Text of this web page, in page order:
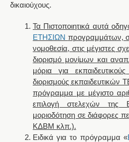
δικαιούχους.
Τα Πιστοποιητικά αυτά
ΕΤΗΣΙΩΝ προγραμμάτων,
νομοθεσία, στις μέγιστες
διορισμό μονίμων και
μόρια για
διορισμούς εκπαιδευτικών
πρόγραμμα με μέγιστο
επιλογή στελεχών της
μοριοδότηση σε διάφορες
ΚΔΒΜ κλπ.).
Ειδικά για το πρόγραμμα «